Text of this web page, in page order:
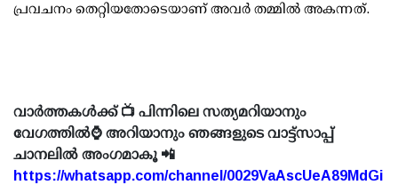
പ്രവചനം തെറ്റിയതോടെയാണ് അവര്‍ തമ്മില്‍ അകന്നത്.
വാർത്തകൾക്ക് 📺 പിന്നിലെ സത്യമറിയാനും
വേഗത്തിൽ⌚ അറിയാനും ഞങ്ങളുടെ വാട്ട്സാപ്പ്
ചാനലിൽ അംഗമാകൂ 📲
https://whatsapp.com/channel/0029VaAscUeA89MdGi